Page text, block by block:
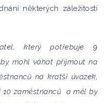
některých záležitostí
který potřebuje 9
mohl váhat přijmout na
na kratší úvazek,
zaměstnanců a měl by